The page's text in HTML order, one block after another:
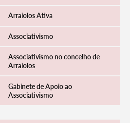
Arraiolos Ativa
Associativismo
Associativismo no concelho de
Arraiolos
Gabinete de Apoio ao
Associativismo